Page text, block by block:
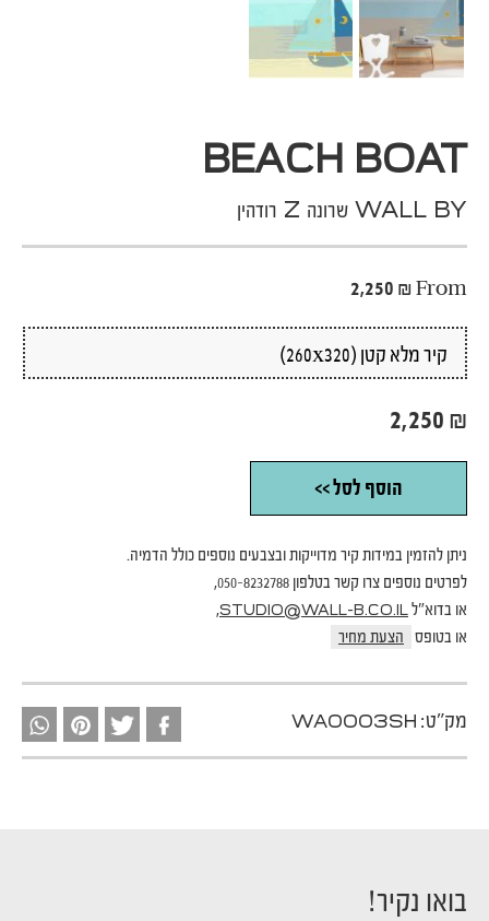
BEACH BOAT
WALL BY שרונה Z רודהין
From
2,250 ₪
2,250 ₪
הוסף לסל >>
ניתן להזמין במידות קיר מדוייקות ובצבעים נוספים כולל הדמיה.
לפרטים נוספים צרו קשר בטלפון 050-8232788,
או בדוא"לSTUDIO@WALL-B.CO.IL
,
או בטופס
הצעת מחיר
מק"ט: WA0003SH
בואו נקיר!